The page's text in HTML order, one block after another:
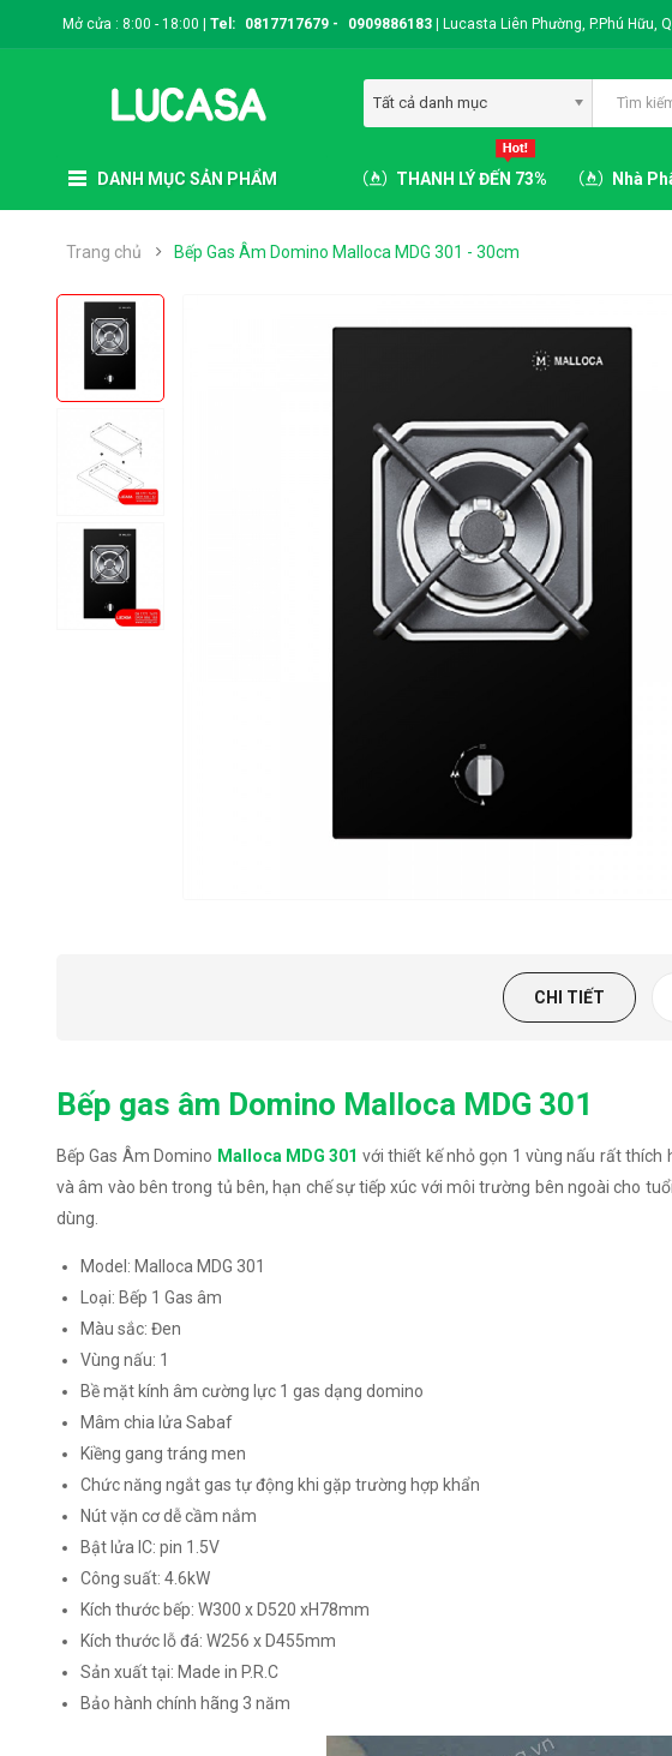
Mở cửa : 8:00 - 18:00 |Tel: 0817717679 - 0909886183 Lucasta Liên Phường, P.Phú Hữu,
Tất cả danh mục
DANH MỤC SẢN PHẨM THANH LÝ ĐẾN 73% Nhà
Trang chủ Bếp Gas Âm Domino Malloca MDG 301 - 30cm
CHI TIẾT
Bếp gas âm Domino Malloca MDG 301
Bếp Gas Âm Domino Malloca MDG 301 với thiết kế nhỏ gọn 1 vùng nấu rất thích
và âm vào bên trong tủ bên, hạn chế sự tiếp xúc với môi trường bên ngoài cho
dùng.
Model: Malloca MDG 301
Loại: Bếp 1 Gas âm
Màu sắc: Đen
Vùng nấu: 1
Bề mặt kính âm cường lực 1 gas dạng domino
Mâm chia lửa Sabaf
Kiềng gang tráng men
Chức năng ngắt gas tự động khi gặp trường hợp khẩn
Nút vặn cơ dễ cầm nắm
Bật lửa IC: pin 1.5V
Công suất: 4.6kW
Kích thước bếp: W300 x D520 xH78mm
Kích thước lỗ đá: W256 x D455mm
Sản xuất tại: Made in P.R.C
Bảo hành chính hãng 3 năm